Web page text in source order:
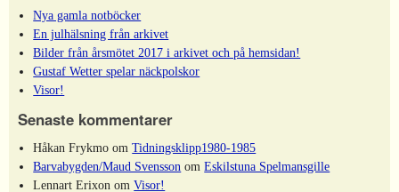
Nya gamla notböcker
En julhälsning från arkivet
Bilder från årsmötet 2017 i arkivet och på hemsidan!
Gustaf Wetter spelar näckpolskor
Visor!
Senaste kommentarer
Håkan Frykmo omTidningsklipp1980-1985
Barvabygden/Maud Svensson omEskilstuna Spelmansgille
Lennart Erixon omVisor!